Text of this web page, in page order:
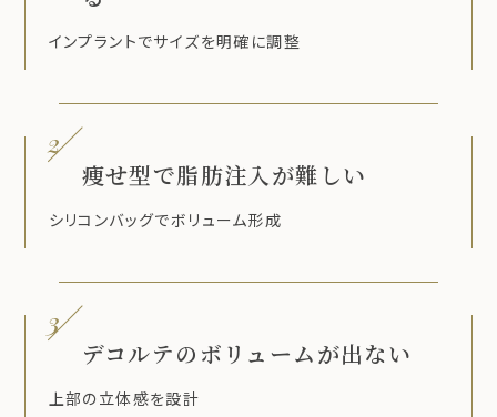
インプラントでサイズを明確に調整
2
痩せ型で脂肪注入が難しい
シリコンバッグでボリューム形成
3
デコルテのボリュームが出ない
上部の立体感を設計